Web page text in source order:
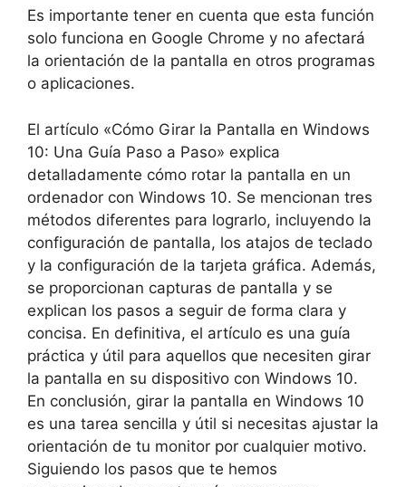
Es importante tener en cuenta que esta función
solo funciona en Google Chrome y no afectará
la orientación de la pantalla en otros programas
o aplicaciones.
El artículo «Cómo Girar la Pantalla en Windows
10: Una Guía Paso a Paso» explica
detalladamente cómo rotar la pantalla en un
ordenador con Windows 10. Se mencionan tres
métodos diferentes para lograrlo, incluyendo la
configuración de pantalla, los atajos de teclado
y la configuración de la tarjeta gráfica. Además,
se proporcionan capturas de pantalla y se
explican los pasos a seguir de forma clara y
concisa. En definitiva, el artículo es una guía
práctica y útil para aquellos que necesiten girar
la pantalla en su dispositivo con Windows 10.
En conclusión, girar la pantalla en Windows 10
es una tarea sencilla y útil si necesitas ajustar la
orientación de tu monitor por cualquier motivo.
Siguiendo los pasos que te hemos